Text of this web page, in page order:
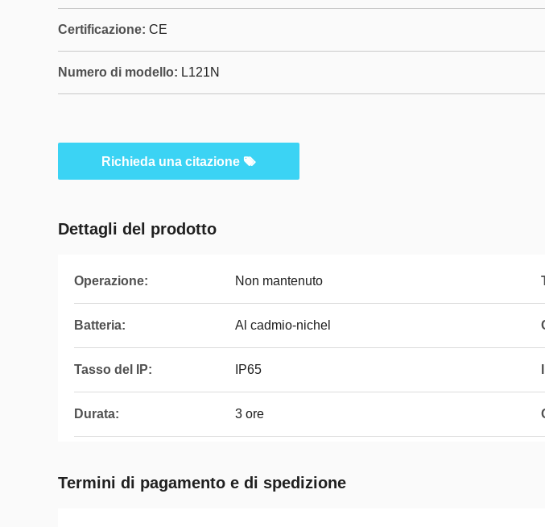
Certificazione: CE
Numero di modello: L121N
Richieda una citazione
Dettagli del prodotto
Operazione: Non mantenuto
Batteria: Al cadmio-nichel
Tasso del IP: IP65
Durata: 3 ore
Termini di pagamento e di spedizione